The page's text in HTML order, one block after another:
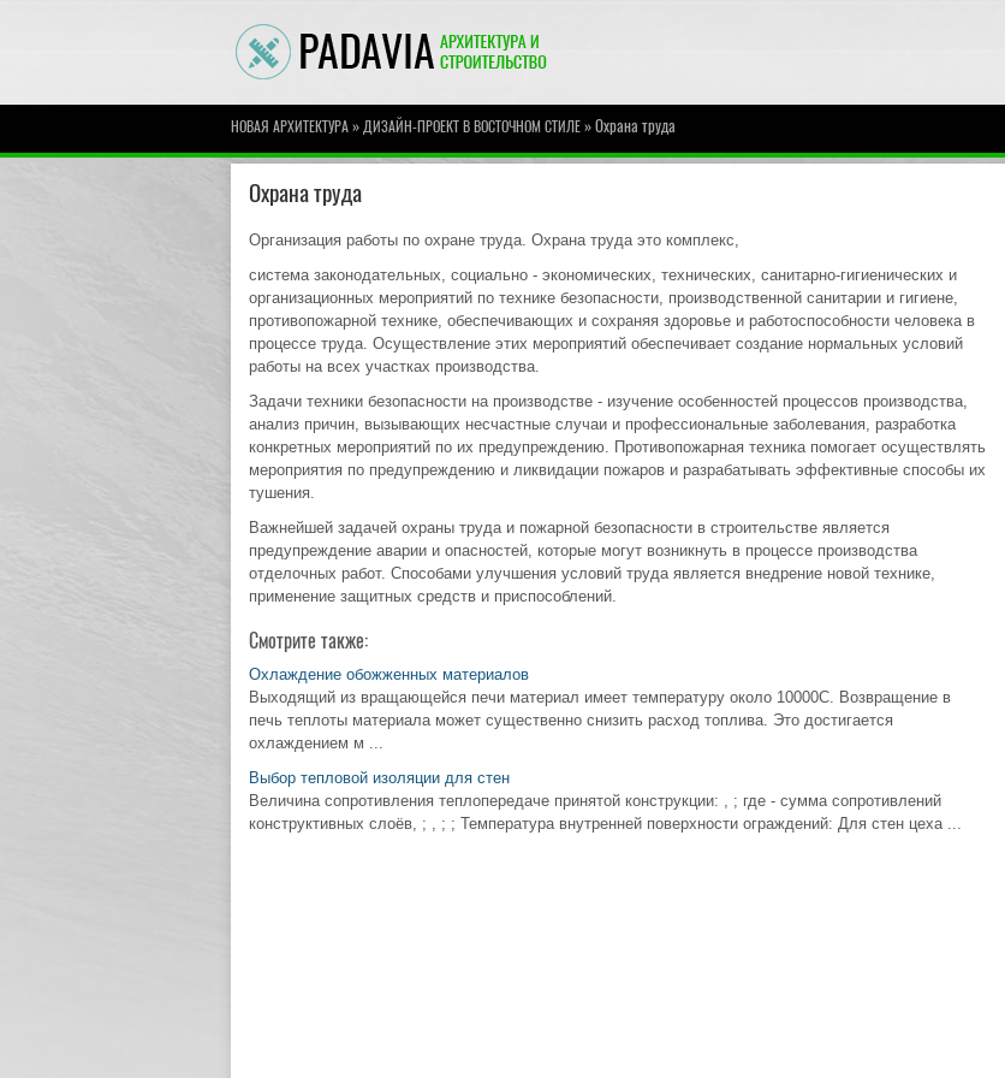
НОВАЯ АРХИТЕКТУРА» ДИЗАЙН-ПРОЕКТ В ВОСТОЧНОМ СТИЛЕ» Охрана труда
Охрана труда
Организация работы по охране труда. Охрана труда это комплекс,
система законодательных, социально - экономических, технических, санитарно-гигиенических и
организационных мероприятий по технике безопасности, производственной санитарии и гигиене,
противопожарной технике, обеспечивающих и сохраняя здоровье и работоспособности человека в
процессе труда. Осуществление этих мероприятий обеспечивает создание нормальных условий
работы на всех участках производства.
Задачи техники безопасности на производстве - изучение особенностей процессов производства,
анализ причин, вызывающих несчастные случаи и профессиональные заболевания, разработка
конкретных мероприятий по их предупреждению. Противопожарная техника помогает осуществлять
мероприятия по предупреждению и ликвидации пожаров и разрабатывать эффективные способы их
тушения.
Важнейшей задачей охраны труда и пожарной безопасности в строительстве является
предупреждение аварии и опасностей, которые могут возникнуть в процессе производства
отделочных работ. Способами улучшения условий труда является внедрение новой технике,
применение защитных средств и приспособлений.
Смотрите также:
Охлаждение обожженных материалов
Выходящий из вращающейся печи материал имеет температуру около 10000С. Возвращение в
печь теплоты материала может существенно снизить расход топлива. Это достигается
охлаждением м ...
Выбор тепловой изоляции для стен
Величина сопротивления теплопередаче принятой конструкции: , ; где - сумма сопротивлений
конструктивных слоёв, ; , ; ; Температура внутренней поверхности ограждений: Для стен цеха ...